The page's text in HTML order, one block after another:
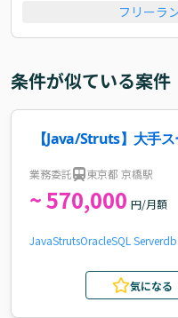
フリーラ
条件が似ている案件
【Java/Struts】大手
業務委託 東京都 京橋駅
~ 570,000 円/月額
JavaStrutsOracleSQL Serverdb
気になる